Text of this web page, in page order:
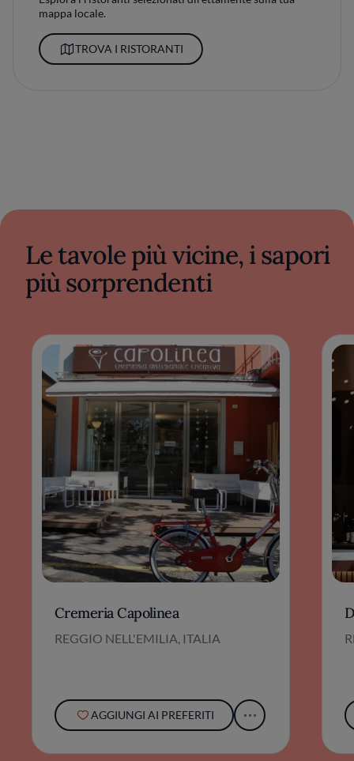
mappa locale.
TROVA I RISTORANTI
Le tavole più vicine, i sapori
più sorprendenti
Cremeria Capolinea
REGGIO NELL'EMILIA, ITALIA
AGGIUNGI AI PREFERITI